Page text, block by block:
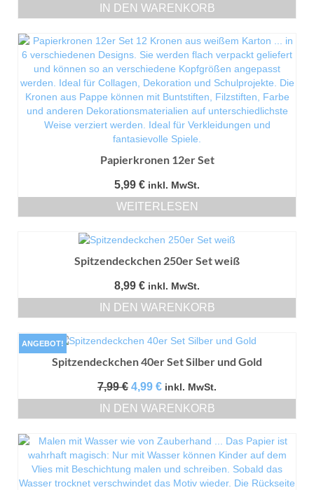
IN DEN WARENKORB
Papierkronen 12er Set
5,99 € inkl. MwSt.
WEITERLESEN
Spitzendeckchen 250er Set weiß
8,99 € inkl. MwSt.
IN DEN WARENKORB
ANGEBOT!
Spitzendeckchen 40er Set Silber und Gold
7,99€ Ursprünglicher
Preis
war:
4,99 €Aktueller
Preis
ist:
inkl. MwSt.
IN DEN WARENKORB